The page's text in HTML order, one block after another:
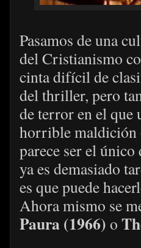
Pasamos de una
del Cristianismo
cinta difícil de
del thriller, pero
de terror en el que
horrible maldición
parece ser el único
ya es demasiado
es que puede
Ahora mismo se
Paura (1966) o